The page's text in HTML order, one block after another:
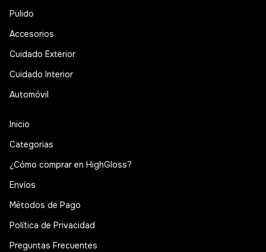
Pulido
Accesorios
Cuidado Exterior
Cuidado Interior
Automóvil
Inicio
Categorias
¿Cómo comprar en HighGloss?
Envíos
Métodos de Pago
Política de Privacidad
Preguntas Frecuentes